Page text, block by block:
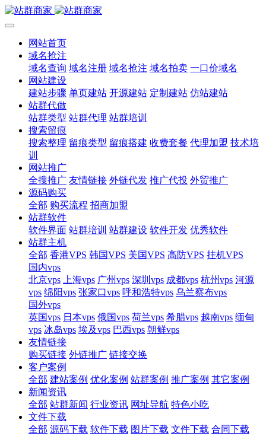
网站首页
域名抢注
域名查询 域名注册 域名抢注 域名拍卖 一口价域名
网站建设
建站步骤 单页建站 开源建站 定制建站 仿站建站
站群代做
站群类型 站群代理 站群培训
搜索留痕
搜索整理 留痕类型 留痕搭建 收费套餐 代理加盟 技术培
训
网站推广
全搜推广 友情链接 外链代发 推广代投 外贸推广
源码购买
全部 购买流程 招商加盟
站群软件
软件界面 站群培训 站群建设 软件开发 优秀软件
站群主机
全部 香港VPS 韩国VPS 美国VPS 高防VPS 挂机VPS
国内vps
北京vps
上海vps 广州vps 深圳vps 成都vps 杭州vps 河源
vps 绵阳vps 张家口vps 呼和浩特vps 乌兰察布vps
国外vps
英国vps 日本vps 俄国vps 荷兰vps 希腊vps 越南vps 缅甸
vps 冰岛vps 埃及vps 巴西vps 朝鲜vps
友情链接
购买链接 外链推广 链接交换
客户案例
全部 建站案例 优化案例 站群案例 推广案例 其它案例
新闻资讯
全部 站群新闻 行业资讯 网址导航 特色小吃
文件下载
全部 源码下载 软件下载 图片下载 文件下载 合同下载